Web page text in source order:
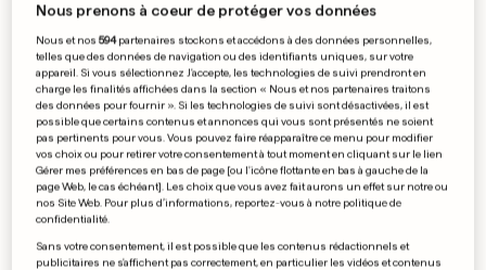
1. JOURNÉE
3 – 1
Autriche résultat final Jordanie
R. Schmid
-
21 1 –
0
1
– 1 Ali Olwan- 50
Yazan Al
-
76
c.s.c) 2 –
1
M. Arnautović
-
102 3 – 1
Nous prenons à coeur de protéger vos données
Nous et nos594partenaires stockons et accédons à des données personnelles,
telles que des données de navigation ou des identifiants uniques, sur votre
appareil. Si vous sélectionnez J'accepte, les technologies de suivi prendront en
charge les finalités affichées dans la section « Nous et nos partenaires traitons
des données pour fournir ». Si les technologies de suivi sont désactivées, il est
possible que certains contenus et annonces qui vous sont présentés ne soient
pas pertinents pour vous. Vous pouvez faire réapparaître ce menu pour modifier
vos choix ou pour retirer votre consentement à tout moment en cliquant sur le lien
Gérer mes préférences en bas de page [ou l'icône flottante en bas à gauche de la
page Web, le cas échéant]. Les choix que vous avez fait aurons un effet sur notre ou
nos Site Web. Pour plus d’informations, reportez-vous à notre politique de
confidentialité.
Sans votre consentement, il est possible que les contenus rédactionnels et
publicitaires ne s'affichent pas correctement, en particulier les vidéos et contenus